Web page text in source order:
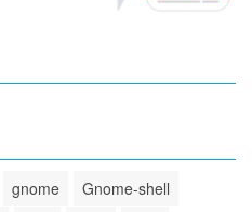
gnome
Gnome-shell